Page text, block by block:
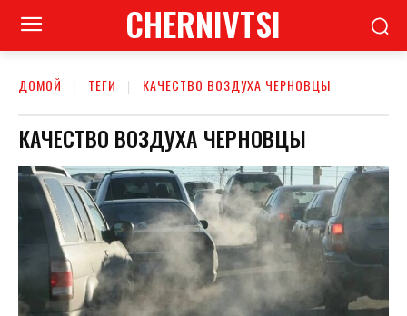
CHERNIVTSI
ДОМОЙ ТЕГИ КАЧЕСТВО ВОЗДУХА ЧЕРНОВЦЫ
КАЧЕСТВО ВОЗДУХА ЧЕРНОВЦЫ